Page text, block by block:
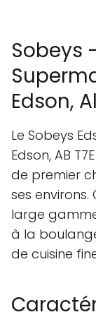
Sobeys
Edson,
Le Sobeys
Edson, AB
de premier
ses
large
à la
de cuisine